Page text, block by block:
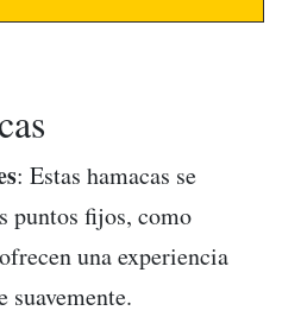
: Estas hamacas se
puntos fijos, como
una experiencia
suavemente.